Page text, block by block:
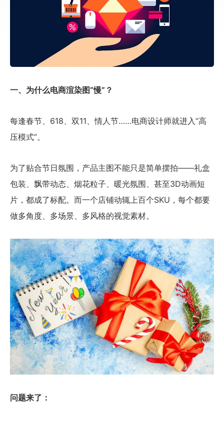
一、为什么电商渲染图“慢”？
每逢春节、618、双11、情人节……电商设计师就进入“高
压模式”。
为了贴合节日氛围，产品主图不能只是简单摆拍——礼盒
包装、飘带动态、烟花粒子、暖光氛围、甚至3D动画短
片，都成了标配。而一个店铺动辄上百个SKU，每个都要
做多角度、多场景、多风格的视觉素材。
问题来了：